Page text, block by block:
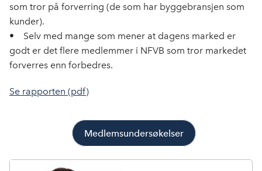
som tror på forverring (de som har byggebransjen som
kunder).
• Selv med mange som mener at dagens marked er
godt er det flere medlemmer i NFVB som tror markedet
forverres enn forbedres.
Se rapporten (pdf)
Medlemsundersøkelser